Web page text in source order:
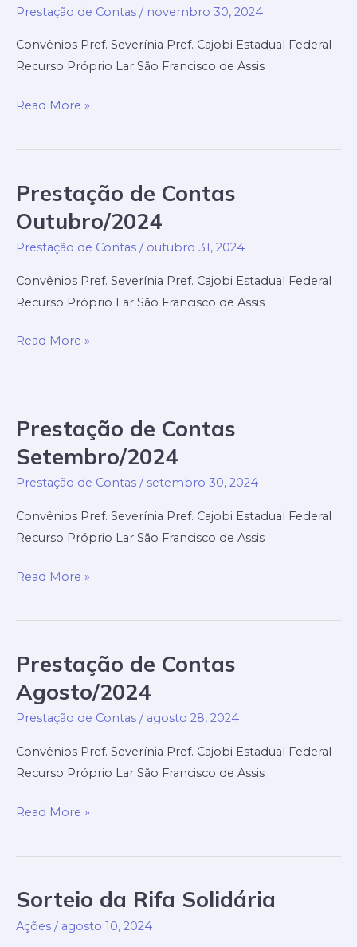
Prestação de Contas / novembro 30, 2024
Convênios Pref. Severínia Pref. Cajobi Estadual Federal
Recurso Próprio Lar São Francisco de Assis
Prestação
Contas
Read More »
Prestação de Contas
Outubro/2024
Prestação de Contas / outubro 31, 2024
Convênios Pref. Severínia Pref. Cajobi Estadual Federal
Recurso Próprio Lar São Francisco de Assis
Prestação
Contas
Read More »
Prestação de Contas
Setembro/2024
Prestação de Contas / setembro 30, 2024
Convênios Pref. Severínia Pref. Cajobi Estadual Federal
Recurso Próprio Lar São Francisco de Assis
Prestação
Contas
Read More »
Prestação de Contas
Agosto/2024
Prestação de Contas / agosto 28, 2024
Convênios Pref. Severínia Pref. Cajobi Estadual Federal
Recurso Próprio Lar São Francisco de Assis
Prestação
Contas
Read More »
Sorteio da Rifa Solidária
Ações / agosto 10, 2024